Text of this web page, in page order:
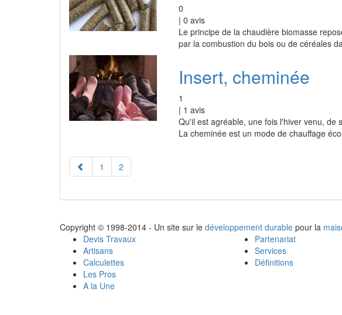
0
| 0 avis
Le principe de la chaudière biomasse
par la combustion du bois ou de céréales
Insert, cheminée
1
| 1 avis
Qu'il est agréable, une fois l'hiver venu, de
La cheminée est un mode de chauffage
1 2
Copyright © 1998-2014 - Un site sur le développement durable pour la
Devis Travaux
Artisans
Calculettes
Les Pros
A la Une
Partenariat
Services
Définitions